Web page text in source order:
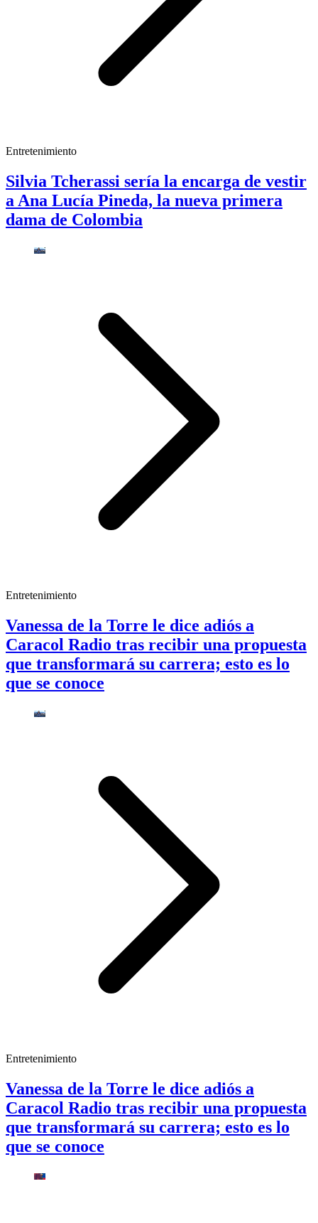
Entretenimiento
Silvia Tcherassi sería la encarga de vestir
a Ana Lucía Pineda, la nueva primera
dama de Colombia
Entretenimiento
Vanessa de la Torre le dice adiós a
Caracol Radio tras recibir una propuesta
que transformará su carrera; esto es lo
que se conoce
Entretenimiento
Vanessa de la Torre le dice adiós a
Caracol Radio tras recibir una propuesta
que transformará su carrera; esto es lo
que se conoce